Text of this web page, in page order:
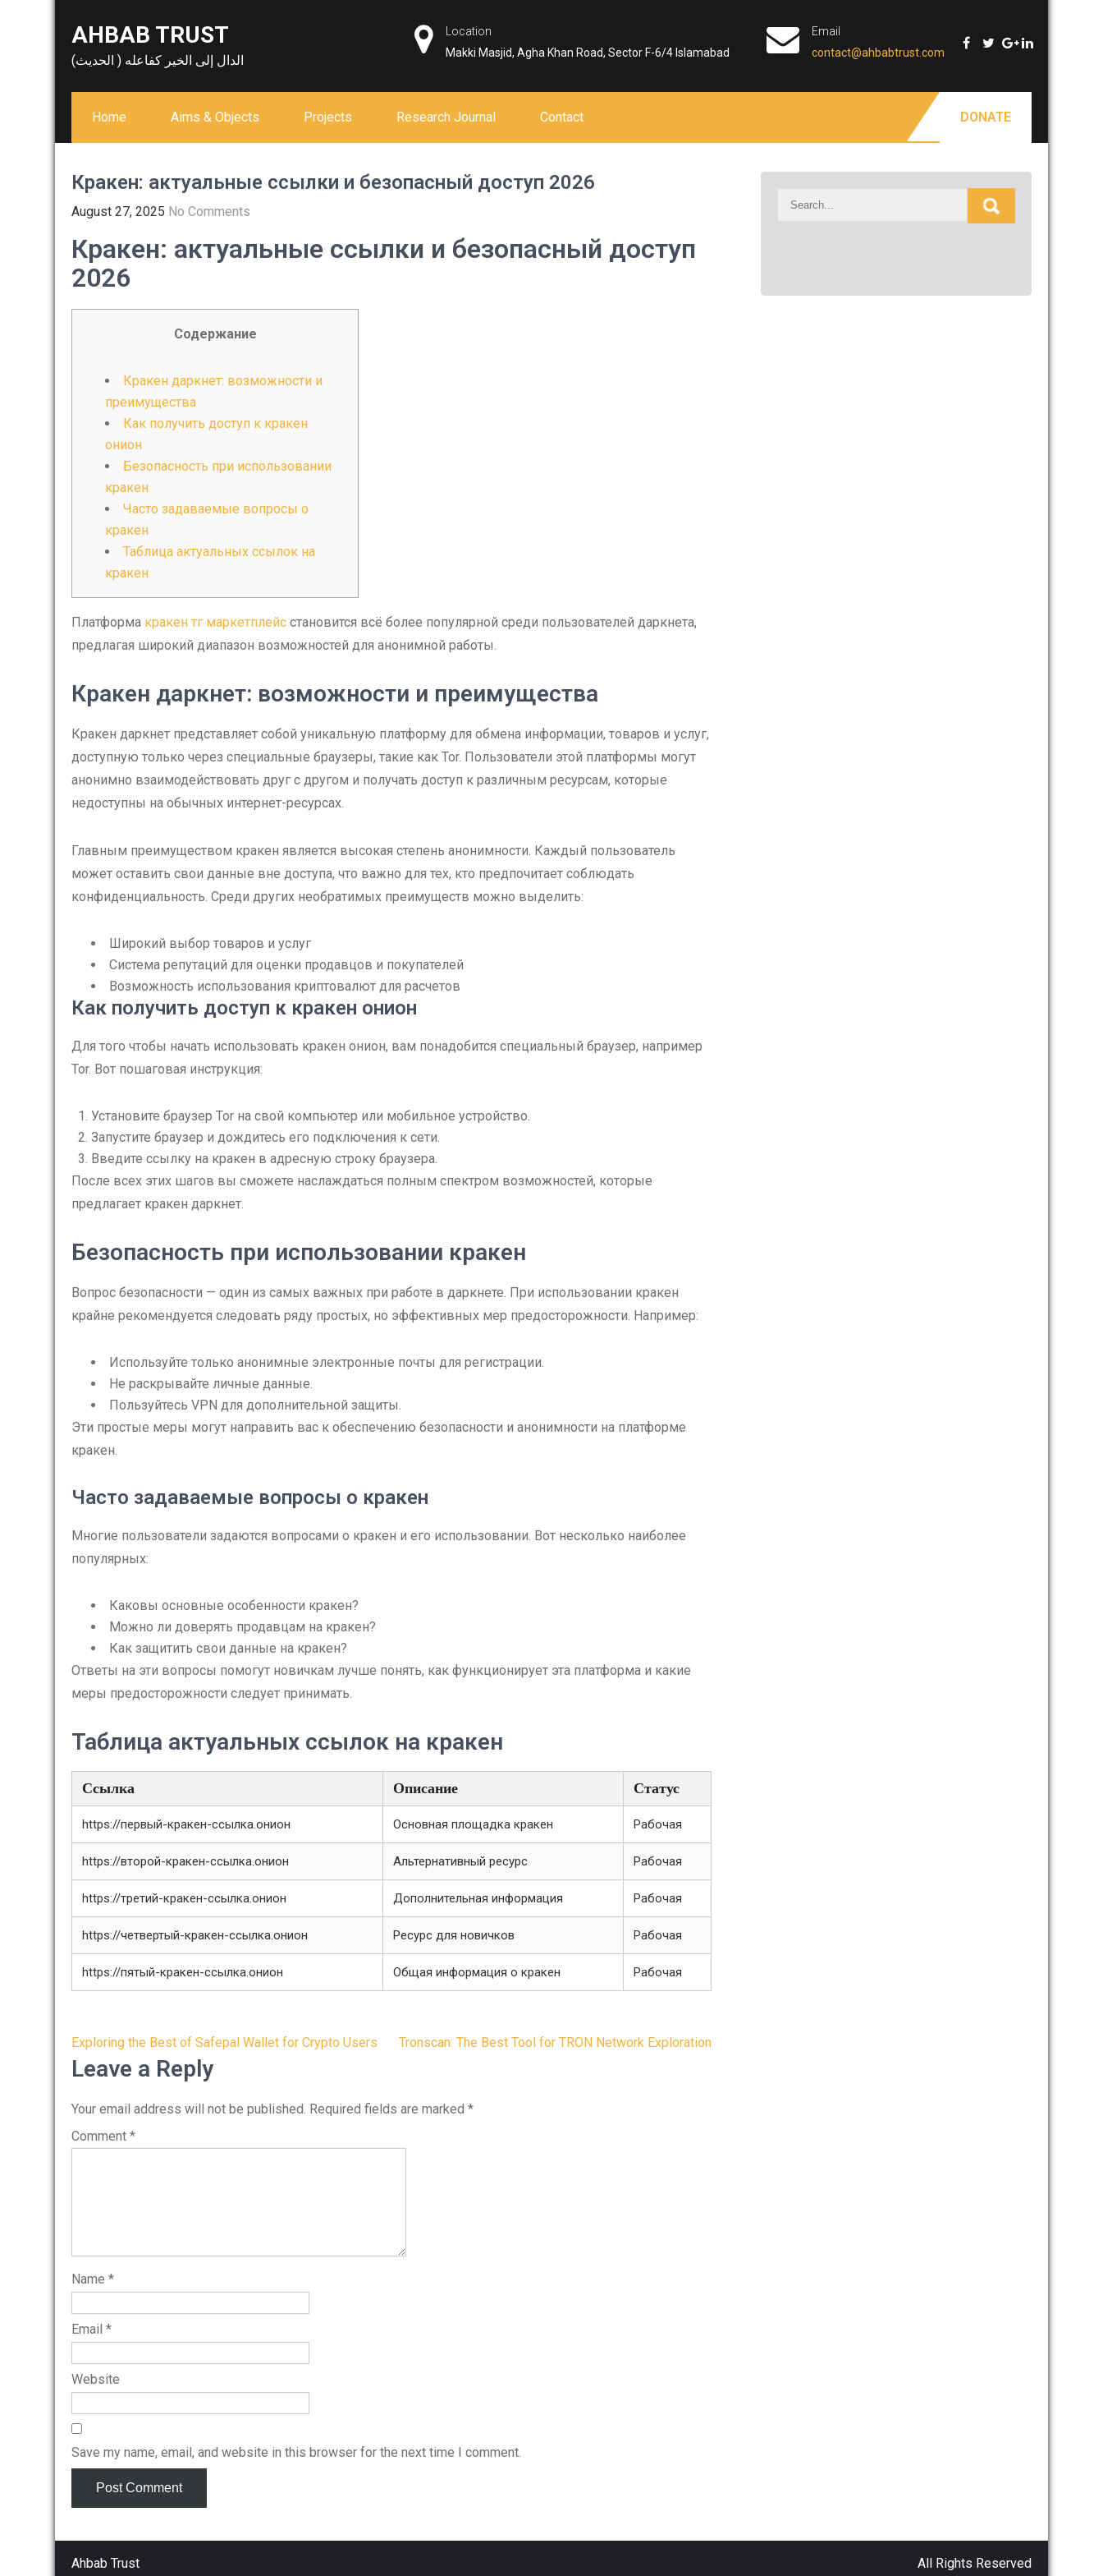
AHBAB TRUST
الدال إلى الخير كفاعله ( الحديث)
Location
Makki Masjid, Agha Khan Road, Sector F-6/4 Islamabad
Email
contact@ahbabtrust.com
Home Aims & Objects Projects Research Journal Contact DONATE
Кракен: актуальные ссылки и безопасный доступ 2026
August 27, 2025 No Comments
Кракен: актуальные ссылки и безопасный доступ
2026
Содержание
Кракен даркнет: возможности и
преимущества
Как получить доступ к кракен
онион
Безопасность при использовании
кракен
Часто задаваемые вопросы о
кракен
Таблица актуальных ссылок на
кракен
Платформа кракен тг маркетплейс становится всё более популярной среди пользователей даркнета,
предлагая широкий диапазон возможностей для анонимной работы.
Кракен даркнет: возможности и преимущества
Кракен даркнет представляет собой уникальную платформу для обмена информации, товаров и услуг,
доступную только через специальные браузеры, такие как Tor. Пользователи этой платформы могут
анонимно взаимодействовать друг с другом и получать доступ к различным ресурсам, которые
недоступны на обычных интернет-ресурсах.
Главным преимуществом кракен является высокая степень анонимности. Каждый пользователь
может оставить свои данные вне доступа, что важно для тех, кто предпочитает соблюдать
конфиденциальность. Среди других необратимых преимуществ можно выделить:
Широкий выбор товаров и услуг
Система репутаций для оценки продавцов и покупателей
Возможность использования криптовалют для расчетов
Как получить доступ к кракен онион
Для того чтобы начать использовать кракен онион, вам понадобится специальный браузер, например
Tor. Вот пошаговая инструкция:
Установите браузер Tor на свой компьютер или мобильное устройство.
Запустите браузер и дождитесь его подключения к сети.
Введите ссылку на кракен в адресную строку браузера.
После всех этих шагов вы сможете наслаждаться полным спектром возможностей, которые
предлагает кракен даркнет.
Безопасность при использовании кракен
Вопрос безопасности — один из самых важных при работе в даркнете. При использовании кракен
крайне рекомендуется следовать ряду простых, но эффективных мер предосторожности. Например:
Используйте только анонимные электронные почты для регистрации.
Не раскрывайте личные данные.
Пользуйтесь VPN для дополнительной защиты.
Эти простые меры могут направить вас к обеспечению безопасности и анонимности на платформе
кракен.
Часто задаваемые вопросы о кракен
Многие пользователи задаются вопросами о кракен и его использовании. Вот несколько наиболее
популярных:
Каковы основные особенности кракен?
Можно ли доверять продавцам на кракен?
Как защитить свои данные на кракен?
Ответы на эти вопросы помогут новичкам лучше понять, как функционирует эта платформа и какие
меры предосторожности следует принимать.
Таблица актуальных ссылок на кракен
Ссылка Описание Статус
https://первый-кракен-ссылка.онион Основная площадка кракен Рабочая
https://второй-кракен-ссылка.онион Альтернативный ресурс Рабочая
https://третий-кракен-ссылка.онион Дополнительная информация Рабочая
https://четвертый-кракен-ссылка.онион Ресурс для новичков Рабочая
https://пятый-кракен-ссылка.онион Общая информация о кракен Рабочая
Post
navigation
Exploring the Best of Safepal Wallet for Crypto Users Tronscan: The Best Tool for TRON Network Exploration
Leave a Reply
Your email address will not be published. Required fields are marked *
Comment *
Name *
Email *
Website
Save my name, email, and website in this browser for the next time I comment.
Ahbab Trust All Rights Reserved